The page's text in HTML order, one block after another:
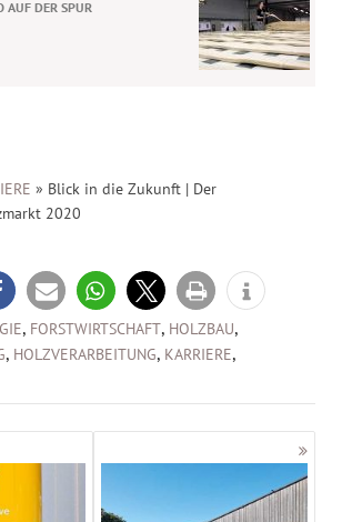
AUF DER SPUR
» Blick in die Zukunft | Der
2020
, FORSTWIRTSCHAFT, HOLZBAU,
, HOLZVERARBEITUNG, KARRIERE,